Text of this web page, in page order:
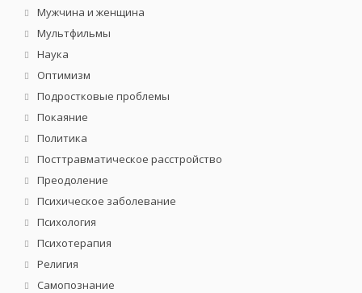
Мужчина и женщина
Мультфильмы
Наука
Оптимизм
Подростковые проблемы
Покаяние
Политика
Посттравматическое расстройство
Преодоление
Психическое заболевание
Психология
Психотерапия
Религия
Самопознание